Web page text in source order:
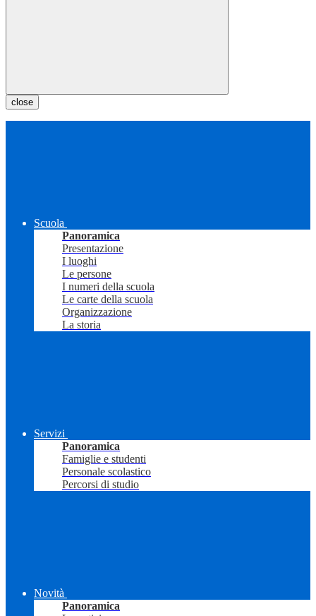
close
Scuola
Panoramica
Presentazione
I luoghi
Le persone
I numeri della scuola
Le carte della scuola
Organizzazione
La storia
Servizi
Panoramica
Famiglie e studenti
Personale scolastico
Percorsi di studio
Novità
Panoramica